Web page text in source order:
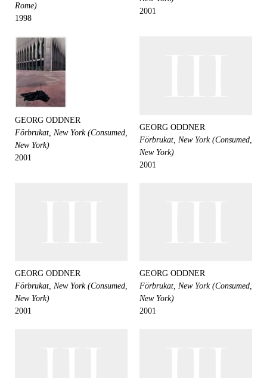
Rome)
1998
2001
GEORG ODDNER
Förbrukat, New York (Consumed,
New York)
2001
GEORG ODDNER
Förbrukat, New York (Consumed,
New York)
2001
GEORG ODDNER
Förbrukat, New York (Consumed,
New York)
2001
GEORG ODDNER
Förbrukat, New York (Consumed,
New York)
2001